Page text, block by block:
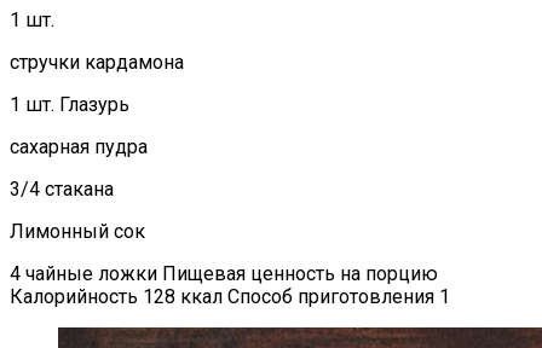
1 шт.
стручки кардамона
1 шт. Глазурь
сахарная пудра
3/4 стакана
Лимонный сок
4 чайные ложки Пищевая ценность на порцию
Калорийность 128 ккал Способ приготовления 1